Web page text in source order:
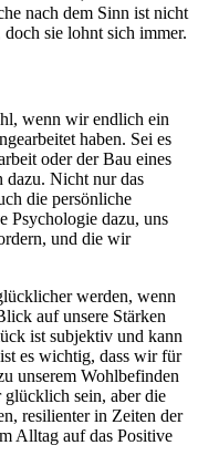
nach dem Sinn ist nicht
sie lohnt sich immer.
wenn wir endlich ein
haben. Sei es
oder der Bau eines
dazu. Nicht nur das
die persönliche
Psychologie dazu, uns
und die wir
werden, wenn
auf unsere Stärken
ist subjektiv und kann
es wichtig, dass wir für
unserem Wohlbefinden
sein, aber die
resilienter in Zeiten der
Alltag auf das Positive